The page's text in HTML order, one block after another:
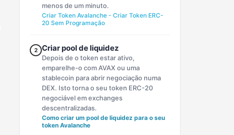
menos de um minuto.
Criar Token Avalanche - Criar Token ERC-
20 Sem Programação
2 Criar pool de liquidez
Depois de o token estar ativo,
emparelhe-o com AVAX ou uma
stablecoin para abrir negociação numa
DEX. Isto torna o seu token ERC-20
negociável em exchanges
descentralizadas.
Como criar um pool de liquidez para o seu
token Avalanche